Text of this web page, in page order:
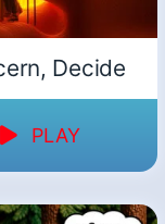
Decide
PLAY